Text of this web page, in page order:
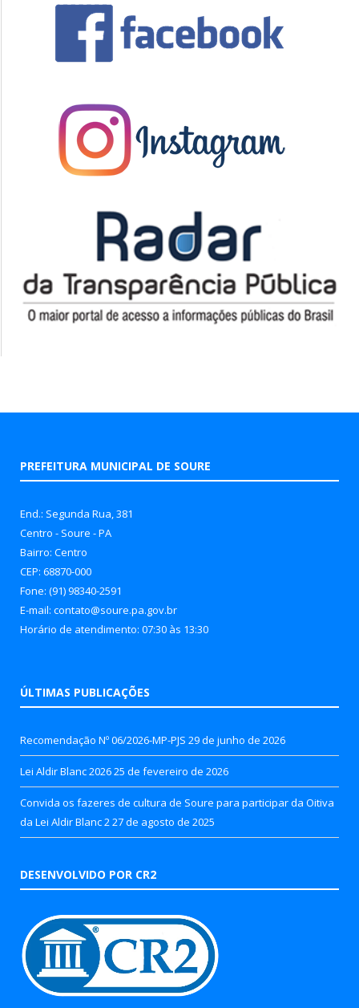
PREFEITURA MUNICIPAL DE SOURE
End.: Segunda Rua, 381
Centro - Soure - PA
Bairro: Centro
CEP: 68870-000
Fone: (91) 98340-2591
E-mail: contato@soure.pa.gov.br
Horário de atendimento: 07:30 às 13:30
ÚLTIMAS PUBLICAÇÕES
Recomendação Nº 06/2026-MP-PJS 29 de junho de 2026
Lei Aldir Blanc 202625 de fevereiro de 2026
Convida os fazeres de cultura de Soure para participar da Oitiva
da Lei Aldir Blanc 2 27 de agosto de 2025
DESENVOLVIDO POR CR2